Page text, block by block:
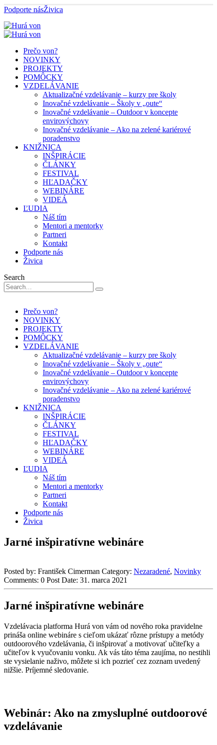
Podporte násŽivica
Prečo von?
NOVINKY
PROJEKTY
POMÔCKY
VZDELÁVANIE
Aktualizačné vzdelávanie – kurzy pre školy
Inovačné vzdelávanie – Školy v „oute“
Inovačné vzdelávanie – Outdoor v koncepte
envirovýchovy
Inovačné vzdelávanie – Ako na zelené kariérové
poradenstvo
KNIŽNICA
INŠPIRÁCIE
ČLÁNKY
FESTIVAL
HĽADAČKY
WEBINÁRE
VIDEÁ
ĽUDIA
Náš tím
Mentori a mentorky
Partneri
Kontakt
Podporte nás
Živica
Search
Prečo von?
NOVINKY
PROJEKTY
POMÔCKY
VZDELÁVANIE
Aktualizačné vzdelávanie – kurzy pre školy
Inovačné vzdelávanie – Školy v „oute“
Inovačné vzdelávanie – Outdoor v koncepte
envirovýchovy
Inovačné vzdelávanie – Ako na zelené kariérové
poradenstvo
KNIŽNICA
INŠPIRÁCIE
ČLÁNKY
FESTIVAL
HĽADAČKY
WEBINÁRE
VIDEÁ
ĽUDIA
Náš tím
Mentori a mentorky
Partneri
Kontakt
Podporte nás
Živica
Jarné inšpiratívne webináre
Posted by: František Cimerman Category: Nezaradené, Novinky
Comments: 0 Post Date: 31. marca 2021
Jarné inšpiratívne webináre
Vzdelávacia platforma Hurá von vám od nového roka pravidelne
prináša online webináre s cieľom ukázať rôzne prístupy a metódy
outdoorového vzdelávania, či inšpirovať a motivovať učiteľky a
učiteľov k vyučovaniu vonku. Ak vás táto téma zaujíma, no nestihli
ste vysielanie naživo, môžete si ich pozrieť cez zoznam uvedený
nižšie. Príjemné sledovanie.
Webinár: Ako na zmysluplné outdoorové
vzdelávanie